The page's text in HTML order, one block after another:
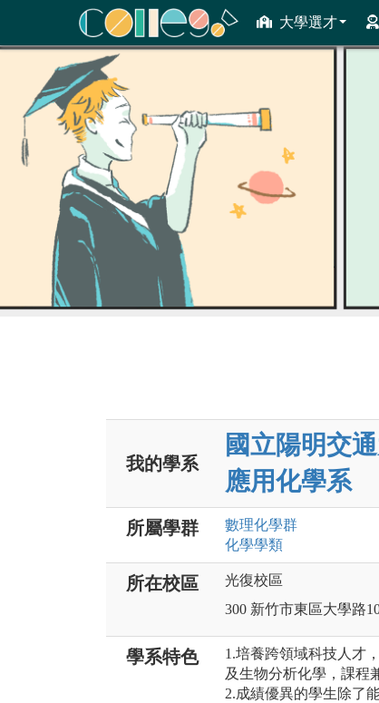
大學選才
ColleGo! 大學選才與高中育才輔助系統
我的學系
國立陽明交
應用化學系
所屬學群 數理化學群
化學學類
所在校區
光復校區
300 新竹市東區大學路
學系特色
1.培養跨領域科技人才
及生物分析化學，課程
2.成績優異的學生除了